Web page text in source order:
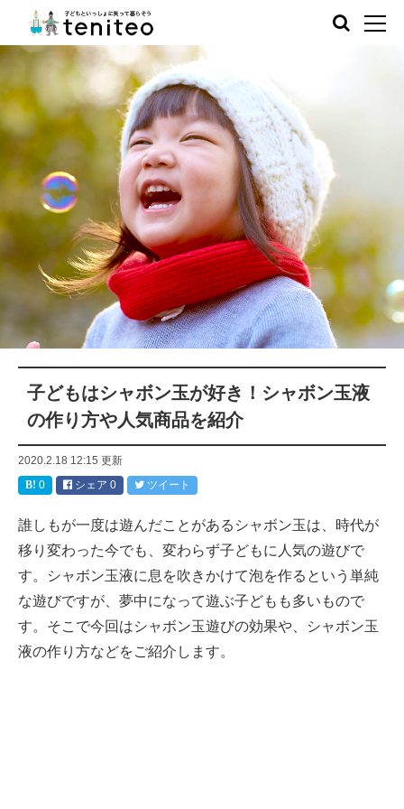
子どもはシャボン玉が好き！シャボン玉液
の作り方や人気商品を紹介
2020.2.18 12:15 更新
0
シェア 0 ツイート
誰しもが一度は遊んだことがあるシャボン玉は、時代が
移り変わった今でも、変わらず子どもに人気の遊びで
す。シャボン玉液に息を吹きかけて泡を作るという単純
な遊びですが、夢中になって遊ぶ子どもも多いもので
す。そこで今回はシャボン玉遊びの効果や、シャボン玉
液の作り方などをご紹介します。